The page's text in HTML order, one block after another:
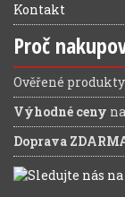
Kontakt
Proč
Ověřené
Výhodné ceny na
Doprava